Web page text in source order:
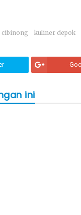
kuliner depok
ini